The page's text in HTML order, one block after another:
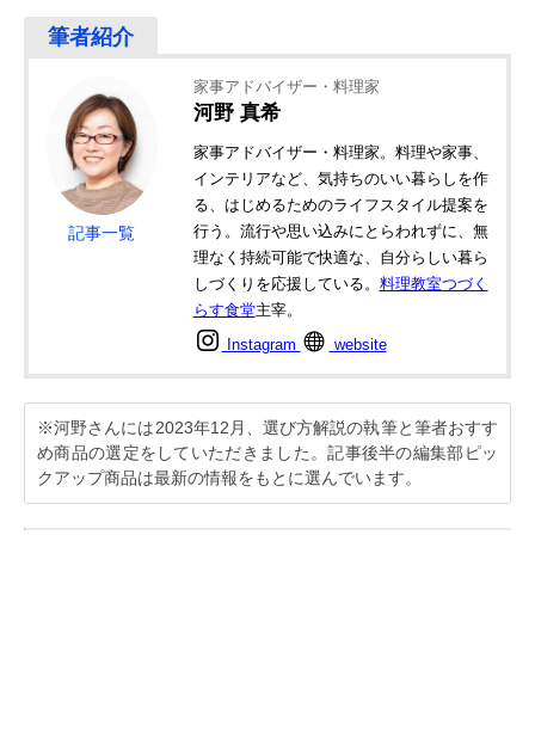
記事一覧
家事アドバイザー・料理家
河野 真希
家事アドバイザー・料理家。料理や家事、
インテリアなど、気持ちのいい暮らしを作
る、はじめるためのライフスタイル提案を
行う。流行や思い込みにとらわれずに、無
理なく持続可能で快適な、自分らしい暮ら
しづくりを応援している。 料理教室つづく
らす食堂主宰。
Instagram website
※河野さんには2023年12月、選び方解説の執筆と筆者おすす
め商品の選定をしていただきました。記事後半の編集部ピッ
クアップ商品は最新の情報をもとに選んでいます。